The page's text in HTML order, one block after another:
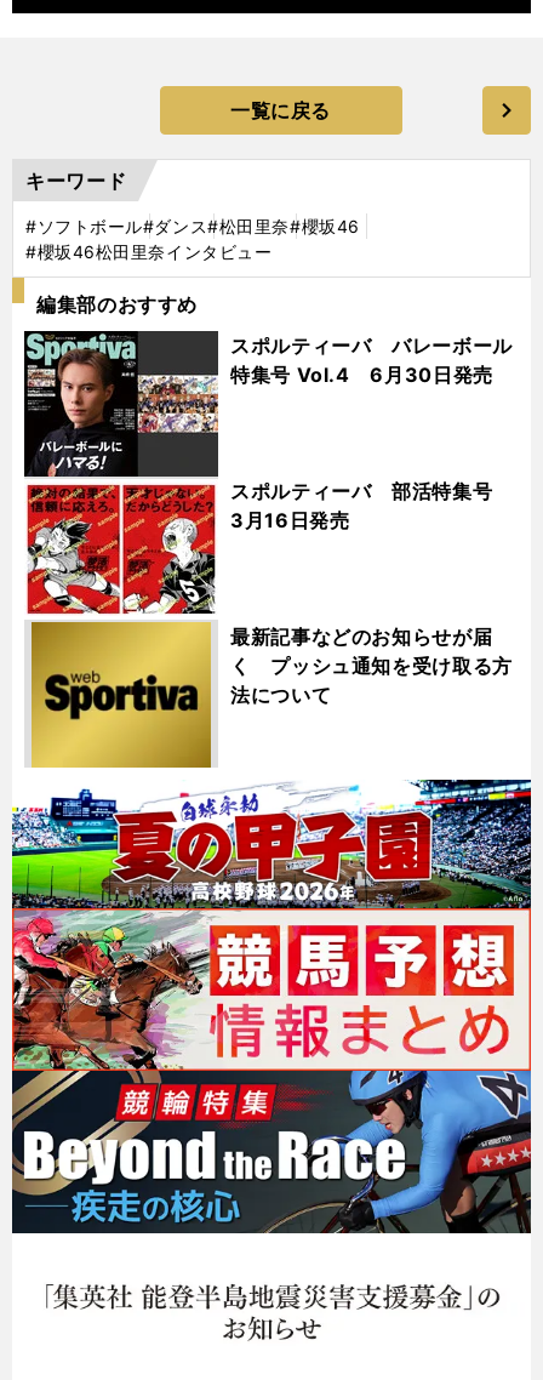
一覧に戻る
キーワード
#ソフトボール#ダンス#松田里奈#櫻坂46
#櫻坂46松田里奈インタビュー
編集部のおすすめ
スポルティーバ バレーボール
特集号 Vol.4 6月30日発売
スポルティーバ 部活特集号
3月16日発売
最新記事などのお知らせが届
く プッシュ通知を受け取る方
法について